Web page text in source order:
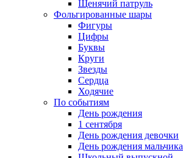
Щенячий патруль
Фольгированные шары
Фигуры
Цифры
Буквы
Круги
Звезды
Сердца
Ходячие
По событиям
День рождения
1 сентября
День рождения девочки
День рождения мальчика